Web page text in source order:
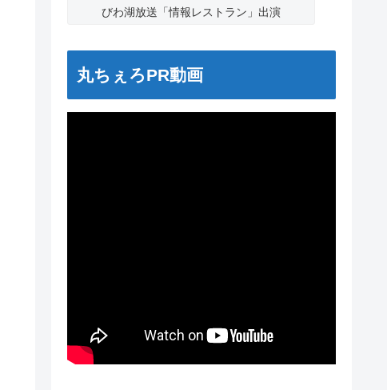
びわ湖放送「情報レストラン」出演
丸ちぇろPR動画